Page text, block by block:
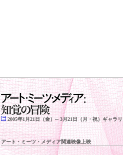
2005年1月21日（金）─ 3月21日（月・祝）ギャラ
アート・ミーツ・メディア関連映像上映